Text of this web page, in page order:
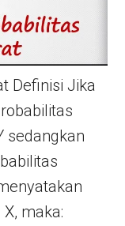
Definisi Jika
sedangkan
maka: